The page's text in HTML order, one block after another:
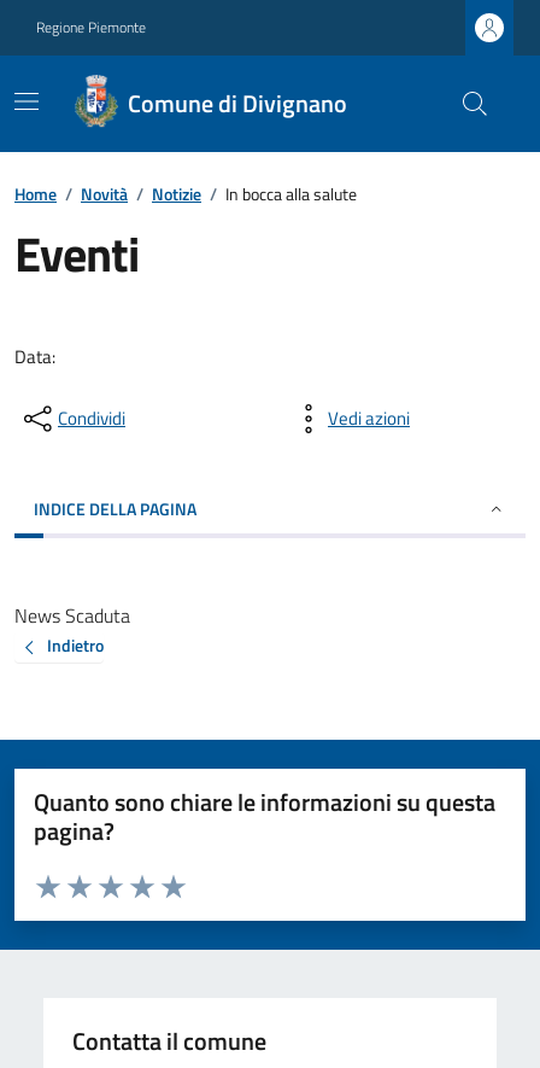
Regione Piemonte
Comune di Divignano
Home / Novità / Notizie / In bocca alla salute
Eventi
Data:
Condividi Vedi azioni
INDICE DELLA PAGINA
News Scaduta
Indietro
Quanto sono chiare le informazioni su questa
pagina?
Valuta da 1 a 5 stelle la pagina
Valuta 5 stelle su 5
Valuta 4 stelle su 5
Valuta 3 stelle su 5
Valuta 2 stelle su 5
Valuta 1 stelle su 5
Contatta il comune